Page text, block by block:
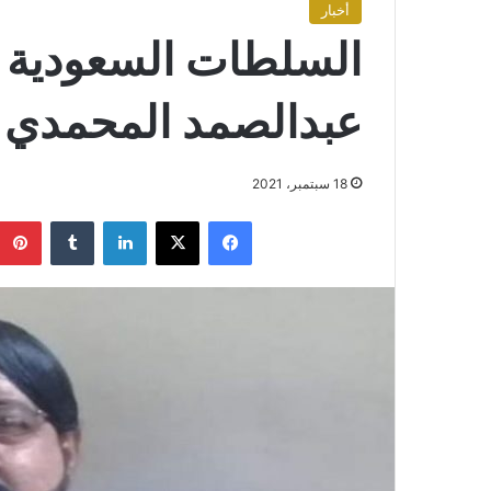
أخبار
السلطات السعودية
عبدالصمد المحمدي
18 سبتمبر، 2021
فيسبوك X لينكدإن